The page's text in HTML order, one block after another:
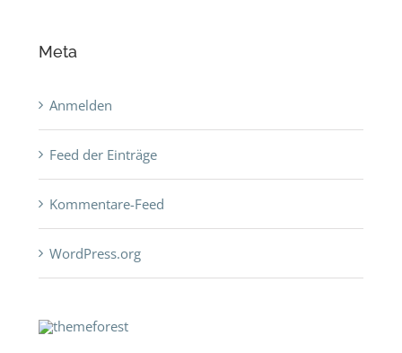
Meta
Anmelden
Feed der Einträge
Kommentare-Feed
WordPress.org